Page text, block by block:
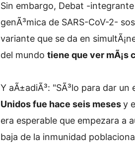
Sin embargo, Debat -
genÃ³mica de SARS-CoV-2-
variante que se da en
del mundo tiene que ver mÃ¡s
Y aÃ±adiÃ³: "SÃ³lo para dar un
Unidos fue hace seis mesesy
era esperable que empezara a
baja de la inmunidad